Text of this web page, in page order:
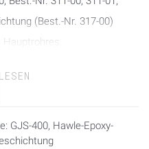
(Best.-Nr. 317-00)
durch Steckscheibe
ermöglicht im Sanierungsfall
GJS-400, Hawle-Epoxy-